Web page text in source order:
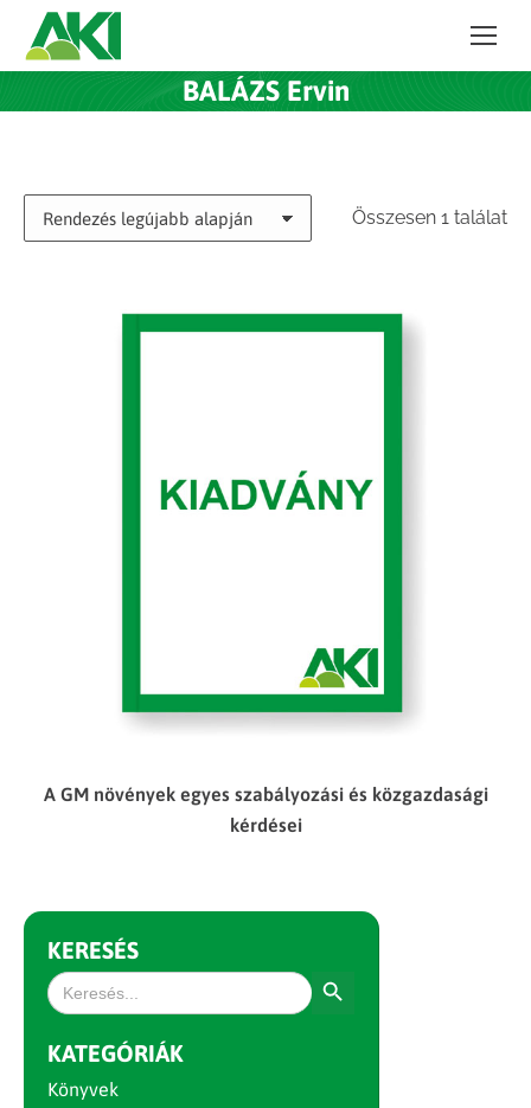
BALÁZS Ervin
Összesen 1 találat
A GM növények egyes szabályozási és közgazdasági
kérdései
KERESÉS
Search
for:
KATEGÓRIÁK
Könyvek